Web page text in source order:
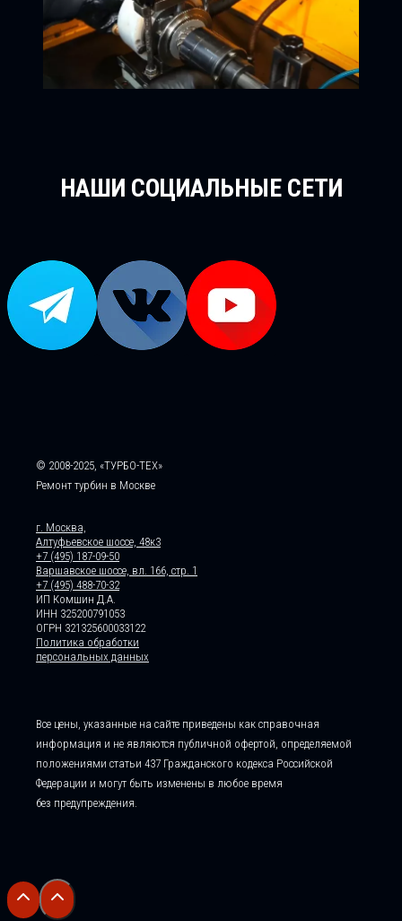
НАШИ СОЦИАЛЬНЫЕ СЕТИ
© 2008-2025, «ТУРБО-ТЕХ»
Ремонт турбин в Москве
г. Москва,
Алтуфьевское шоссе, 48к3
+7 (495) 187-09-50
Варшавское шоссе, вл. 166, стр. 1
+7 (495) 488-70-32
ИП Комшин Д.А.
ИНН 325200791053
ОГРН 321325600033122
Политика обработки
персональных данных
Все цены, указанные на сайте приведены как справочная
информация и не являются публичной офертой, определяемой
положениями статьи 437 Гражданского кодекса Российской
Федерации и могут быть изменены в любое время
без предупреждения.